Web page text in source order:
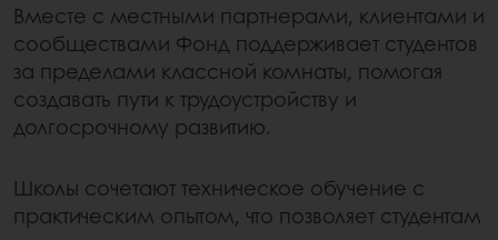
Вместе с местными партнерами, клиентами и
сообществами Фонд поддерживает студентов
за пределами классной комнаты, помогая
создавать пути к трудоустройству и
долгосрочному развитию.
Школы сочетают техническое обучение с
практическим опытом, что позволяет студентам